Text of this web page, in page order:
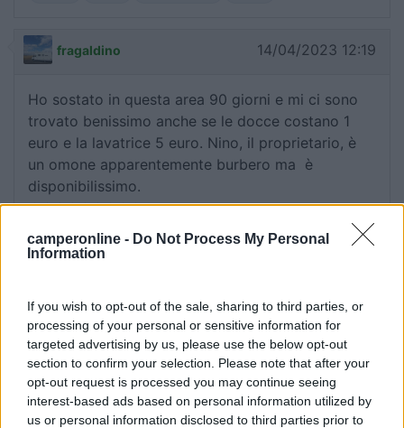
camperonline - Do Not Process My Personal
Information
If you wish to opt-out of the sale, sharing to third parties, or
processing of your personal or sensitive information for
targeted advertising by us, please use the below opt-out
section to confirm your selection. Please note that after your
opt-out request is processed you may continue seeing
interest-based ads based on personal information utilized by
us or personal information disclosed to third parties prior to
fragaldino 14/04/2023 12:19
Ho sostato in questa area 90 giorni e mi ci sono
trovato benissimo anche se le docce costano 1
euro e la lavatrice 5 euro. Nino, il proprietario, è
un omone apparentemente burbero ma è
disponibilissimo.
Accoglienza Prezzo Servizi
Area sosta Top e il capitano Nino ancora di più,
sempre a disposizione per ogni esigenza. Accesso
diretto al mare a 100 metri, su sentieri. Servizi
puliti, docce calde a pagamento. Consigliatissima.